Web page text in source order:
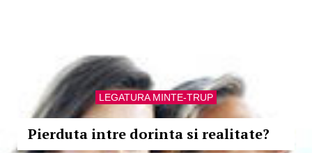
LEGATURA MINTE-TRUP
Pierduta intre dorinta si realitate?